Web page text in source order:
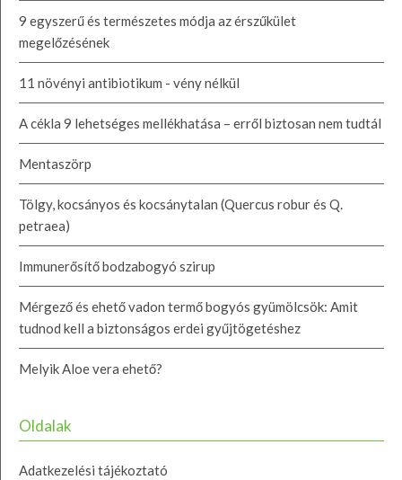
9 egyszerű és természetes módja az érszűkület
megelőzésének
11 növényi antibiotikum - vény nélkül
A cékla 9 lehetséges mellékhatása – erről biztosan nem tudtál
Mentaszörp
Tölgy, kocsányos és kocsánytalan (Quercus robur és Q.
petraea)
Immunerősítő bodzabogyó szirup
Mérgező és ehető vadon termő bogyós gyümölcsök: Amit
tudnod kell a biztonságos erdei gyűjtögetéshez
Melyik Aloe vera ehető?
Oldalak
Adatkezelési tájékoztató